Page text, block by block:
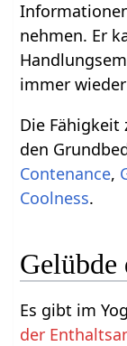
nehmen. Er
immer
Die
den
Contenance,
Coolness.
Gelübde
Es gibt im
der